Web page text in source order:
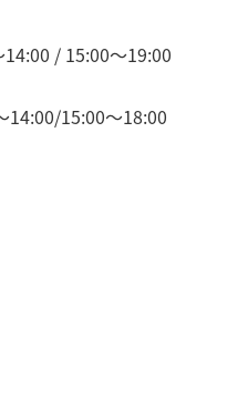
/ 15:00～19:00
14:00/15:00～18:00